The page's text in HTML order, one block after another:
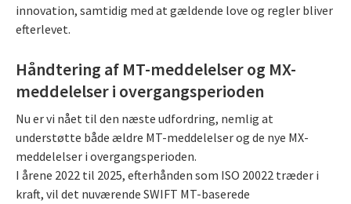
innovation, samtidig med at gældende love og regler bliver
efterlevet.
Håndtering af MT-meddelelser og MX-
meddelelser i overgangsperioden
Nu er vi nået til den næste udfordring, nemlig at
understøtte både ældre MT-meddelelser og de nye MX-
meddelelser i overgangsperioden.
I årene 2022 til 2025, efterhånden som ISO 20022 træder i
kraft, vil det nuværende SWIFT MT-baserede